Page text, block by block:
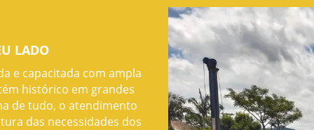
LADO
e capacitada com ampla
histórico em grandes
de tudo, o atendimento
das necessidades dos